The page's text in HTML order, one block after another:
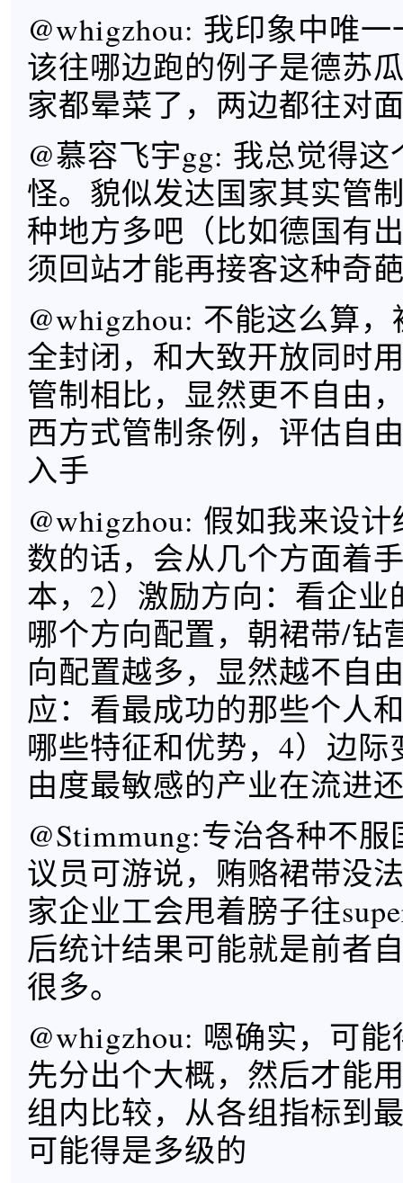
@whigzhou: 我印象中唯
该往哪边跑的例子是德苏
家都晕菜了，两边都往对
@慕容飞宇gg: 我总觉得
怪。貌似发达国家其实管
种地方多吧（比如德国有
须回站才能再接客这种奇
@whigzhou: 不能这么算
全封闭，和大致开放同时
管制相比，显然更不自由
西方式管制条例，评估自
入手
@whigzhou: 假如我来设
数的话，会从几个方面着
本，2）激励方向：看企业
哪个方向配置，朝裙带/钻
向配置越多，显然越不自
应：看最成功的那些个人
哪些特征和优势，4）边际
由度最敏感的产业在流进
@Stimmung:专治各种不
议员可游说，贿赂裙带没
家企业工会甩着膀子往
后统计结果可能就是前者
很多。
@whigzhou: 嗯确实，可
先分出个大概，然后才能
组内比较，从各组指标到
可能得是多级的